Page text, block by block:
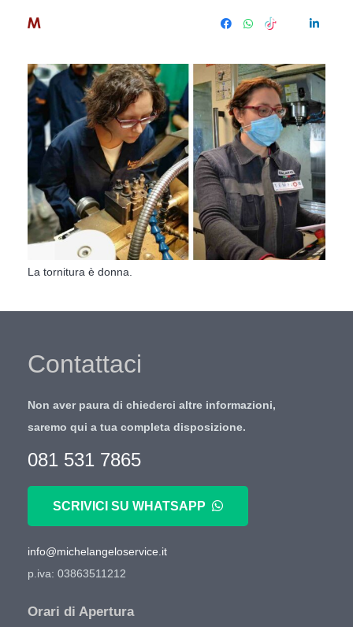
La tornitura è donna.
Contattaci
Non aver paura di chiederci altre informazioni,
saremo qui a tua completa disposizione.
081 531 7865
SCRIVICI SU WHATSAPP
info@michelangeloservice.it
p.iva: 03863511212
Orari di Apertura